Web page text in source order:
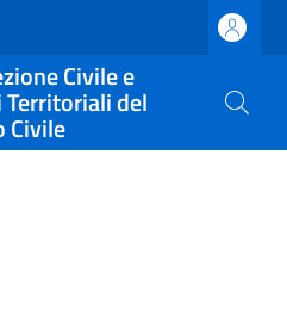
Civile e
del
Civile